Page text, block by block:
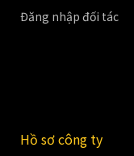
Đăng nhập đối tác
Hồ sơ công ty